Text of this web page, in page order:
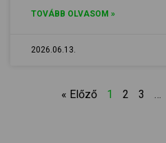
TOVÁBB OLVASOM »
2026.06.13.
« Előző 1 2 3 …